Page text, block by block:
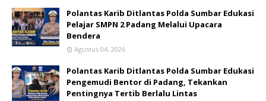
Polantas Karib Ditlantas Polda Sumbar Edukasi
Pelajar SMPN 2 Padang Melalui Upacara
Bendera
Agustus 04, 2026
Polantas Karib Ditlantas Polda Sumbar Edukasi
Pengemudi Bentor di Padang, Tekankan
Pentingnya Tertib Berlalu Lintas